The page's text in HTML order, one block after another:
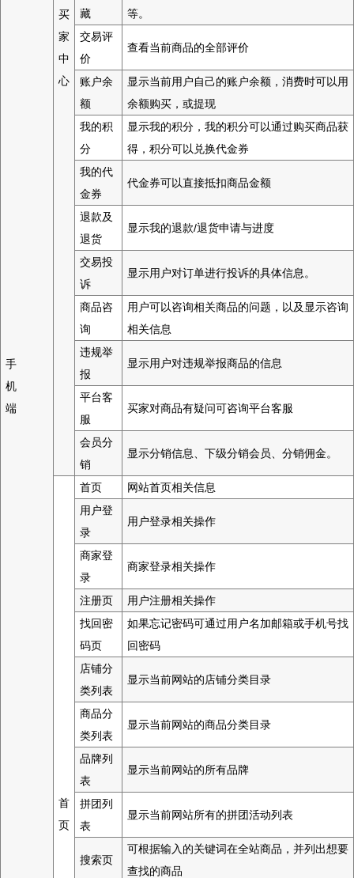
手
机
端
买
家
中
心
藏
等。
交易评
价
查看当前商品的全部评价
账户余
额
显示当前用户自己的账户余额，消费时可以用
余额购买，或提现
我的积
分
显示我的积分，我的积分可以通过购买商品获
得，积分可以兑换代金券
我的代
金券
代金券可以直接抵扣商品金额
退款及
退货
显示我的退款/退货申请与进度
交易投
诉
显示用户对订单进行投诉的具体信息。
商品咨
询
用户可以咨询相关商品的问题，以及显示咨询
相关信息
违规举
报
显示用户对违规举报商品的信息
平台客
服
买家对商品有疑问可咨询平台客服
会员分
销
显示分销信息、下级分销会员、分销佣金。
首
页
首页
网站首页相关信息
用户登
录
用户登录相关操作
商家登
录
商家登录相关操作
注册页
用户注册相关操作
找回密
码页
如果忘记密码可通过用户名加邮箱或手机号找
回密码
店铺分
类列表
显示当前网站的店铺分类目录
商品分
类列表
显示当前网站的商品分类目录
品牌列
表
显示当前网站的所有品牌
拼团列
表
显示当前网站所有的拼团活动列表
搜索页
可根据输入的关键词在全站商品，并列出想要
查找的商品